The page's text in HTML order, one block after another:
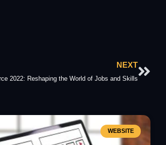
NEXT
2022: Reshaping the World of Jobs and Skills
WEBSITE